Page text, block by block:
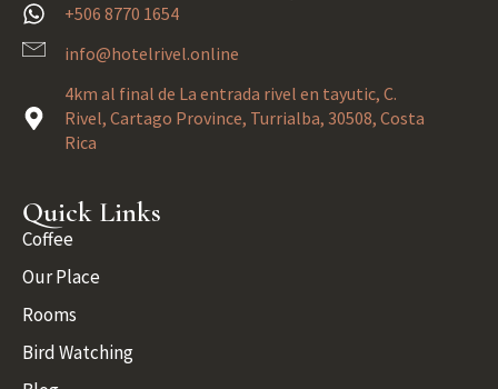
+506 8770 1654
info@hotelrivel.online
4km al final de La entrada rivel en tayutic, C.
Rivel, Cartago Province, Turrialba, 30508, Costa
Rica
Quick Links
Coffee
Our Place
Rooms
Bird Watching